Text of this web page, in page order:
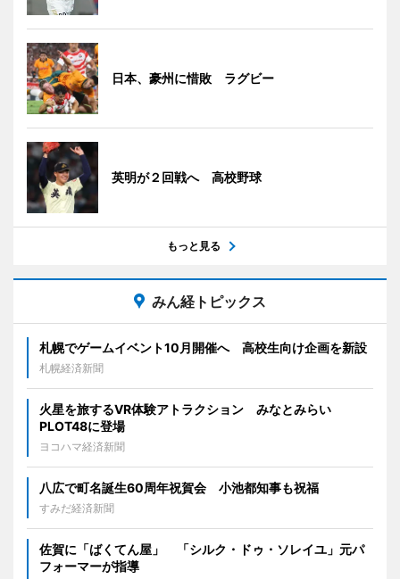
日本、豪州に惜敗 ラグビー
英明が２回戦へ 高校野球
もっと見る
みん経トピックス
札幌でゲームイベント10月開催へ 高校生向け企画を新設
札幌経済新聞
火星を旅するVR体験アトラクション みなとみらい
PLOT48に登場
ヨコハマ経済新聞
八広で町名誕生60周年祝賀会 小池都知事も祝福
すみだ経済新聞
佐賀に「ばくてん屋」 「シルク・ドゥ・ソレイユ」元パ
フォーマーが指導